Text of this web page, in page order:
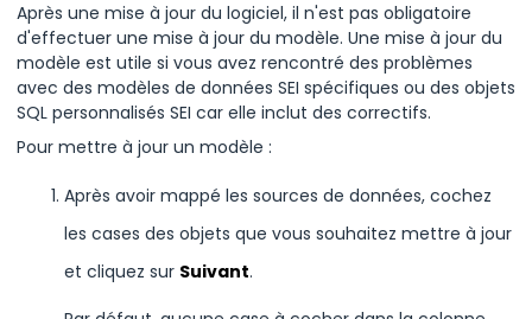
Après une mise à jour du logiciel, il n'est pas obligatoire
d'effectuer une mise à jour du modèle. Une mise à jour du
modèle est utile si vous avez rencontré des problèmes
avec des modèles de données SEI spécifiques ou des objets
SQL personnalisés SEI car elle inclut des correctifs.
Pour mettre à jour un modèle :
Après avoir mappé les sources de données, cochez
les cases des objets que vous souhaitez mettre à jour
et cliquez sur Suivant.